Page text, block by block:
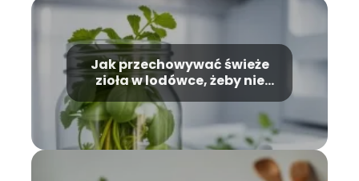
Jak przechowywać świeże
zioła w lodówce, żeby nie
zwiędły?